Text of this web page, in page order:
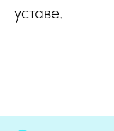
уставе.